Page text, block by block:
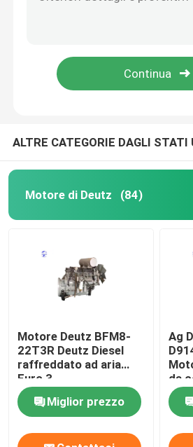
CAMBIO DI VIAGGIO
Motore di Yanmar
Perkins Engine
Motore di Weichai
motore usato
Componenti del motore diesel
Testata motore
Motore diesel usato da
ALTRE CATEGORIE DAGLI STATI
Motore di Deutz (84)
Motore Deutz BFM8-
22T3R Deutz Diesel
raffreddato ad aria
Euro 3
Miglior prezzo
Ag
da